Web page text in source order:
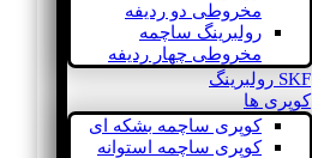
مخروطی دو ردیفه
رولبرینگ ساچمه
مخروطی چهار ردیفه
SKF رولبرینگ
کوپری ها
کوپری ساچمه بشکه ای
کوپری ساچمه استوانه